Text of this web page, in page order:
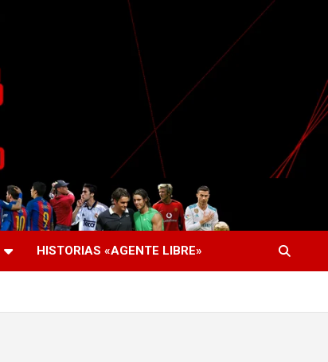
HISTORIAS «AGENTE LIBRE»